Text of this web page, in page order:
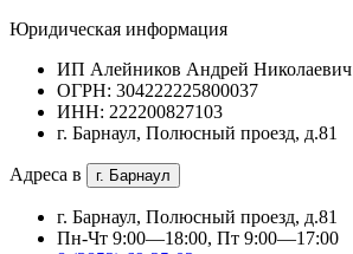
Юридическая информация
ИП Алейников Андрей Николаевич
ОГРН: 304222225800037
ИНН: 222200827103
г. Барнаул, Полюсный проезд, д.81
Адреса в г. Барнаул
г. Барнаул, Полюсный проезд, д.81
Пн-Чт 9:00—18:00, Пт 9:00—17:00